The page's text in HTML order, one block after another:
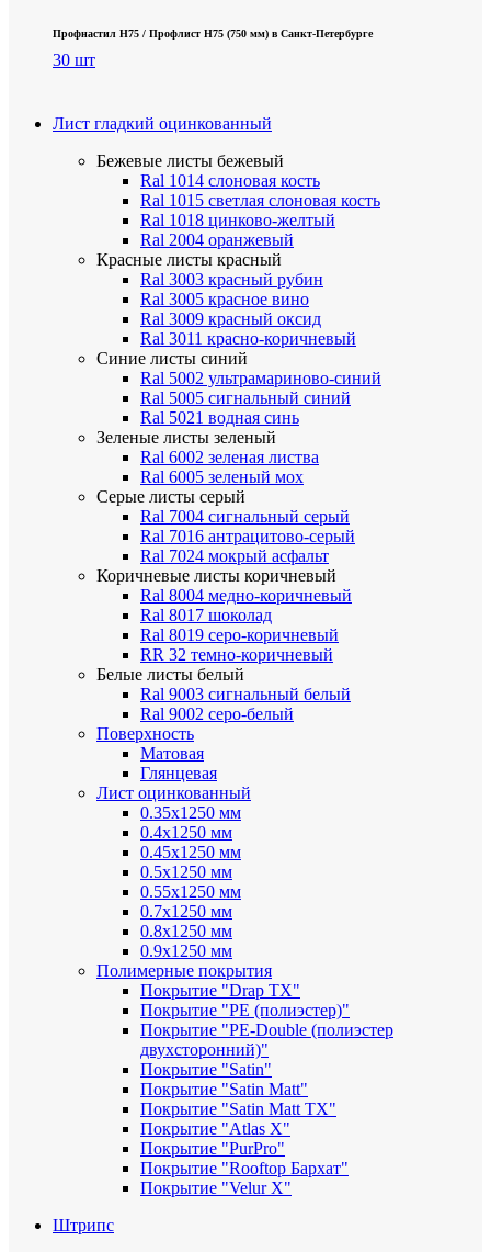
Профнастил Н75 / Профлист Н75 (750 мм) в Санкт-Петербурге
30 шт
Лист гладкий оцинкованный
Бежевые листы бежевый
Ral 1014 слоновая кость
Ral 1015 светлая слоновая кость
Ral 1018 цинково-желтый
Ral 2004 оранжевый
Красные листы красный
Ral 3003 красный рубин
Ral 3005 красное вино
Ral 3009 красный оксид
Ral 3011 красно-коричневый
Синие листы синий
Ral 5002 ультрамариново-синий
Ral 5005 сигнальный синий
Ral 5021 водная синь
Зеленые листы зеленый
Ral 6002 зеленая листва
Ral 6005 зеленый мох
Серые листы серый
Ral 7004 сигнальный серый
Ral 7016 антрацитово-серый
Ral 7024 мокрый асфальт
Коричневые листы коричневый
Ral 8004 медно-коричневый
Ral 8017 шоколад
Ral 8019 серо-коричневый
RR 32 темно-коричневый
Белые листы белый
Ral 9003 сигнальный белый
Ral 9002 серо-белый
Поверхность
Матовая
Глянцевая
Лист оцинкованный
0.35х1250 мм
0.4х1250 мм
0.45х1250 мм
0.5х1250 мм
0.55х1250 мм
0.7х1250 мм
0.8х1250 мм
0.9х1250 мм
Полимерные покрытия
Покрытие "Drap TX"
Покрытие "PE (полиэстер)"
Покрытие "PE-Double (полиэстер
двухсторонний)"
Покрытие "Satin"
Покрытие "Satin Мatt"
Покрытие "Satin Matt TX"
Покрытие "Atlas X"
Покрытие "PurPro"
Покрытие "Rooftop Бархат"
Покрытие "Velur X"
Штрипс